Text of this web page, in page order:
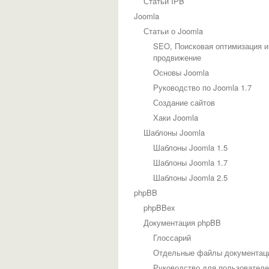
Joomla
Статьи о Joomla
SEO, Поисковая оптимизация и
продвижение
Основы Joomla
Руководство по Joomla 1.7
Создание сайтов
Хаки Joomla
Шаблоны Joomla
Шаблоны Joomla 1.5
Шаблоны Joomla 1.7
Шаблоны Joomla 2.5
phpBB
phpBBex
Документация phpBB
Глоссарий
Отдельные файлы